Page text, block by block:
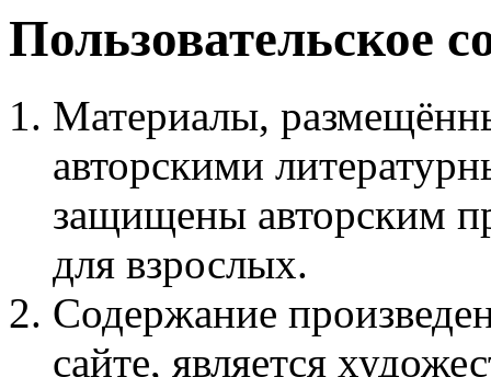
Пользовательское
Материалы,
авторскими
защищены авторским
для взрослых.
Содержание
сайте, является